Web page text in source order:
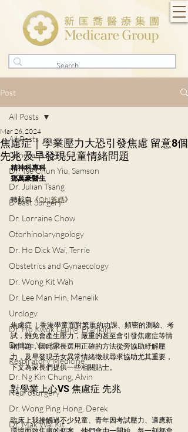
Post
All Posts
General Surgery
Dr. Tse Chun Yiu, Samson
Dr. Julian Tsang
Breast Surgery
Dr. Lorraine Chow
Otorhinolaryngology
Dr. Ho Dick Wai, Terrie
Obstetrics and Gynaecology
Dr. Wong Kit Wah
Dr. Lee Man Hin, Menelik
Urology
Dr. Ho Kwok Leung, Franklin
Dr. Lee Yue Kit
Respiratory Medicine
Dr. Ng Kin Chung, Alvin
Neurosurgery
Dr. Wong Ping Hong, Derek
Dr. Mak Wai Kit
All Posts
焦慮症｜學業壓力大恐引發焦慮 留意8個
先兆 及早發現兒童情緒問題
Mar 26, 2024
精神科專科
鄧萬豪醫生
轉載自《Oh!爸媽》
焦慮症 ｜香港學童面對繁重的功課、頻密的測驗、考
試，難免會產生壓力，嚴重的甚至會引發焦慮症等情
緒問題，因此家長選用正確的方法從旁協助紓解壓
力，及早發現子女異常情緒徵狀尋求協助尤其重要，
下文為家長們提供一些相關貼士。
對學業上心VS 焦慮症 先兆
臨床上我接觸過不少兒童、青年因考試壓力、適應新